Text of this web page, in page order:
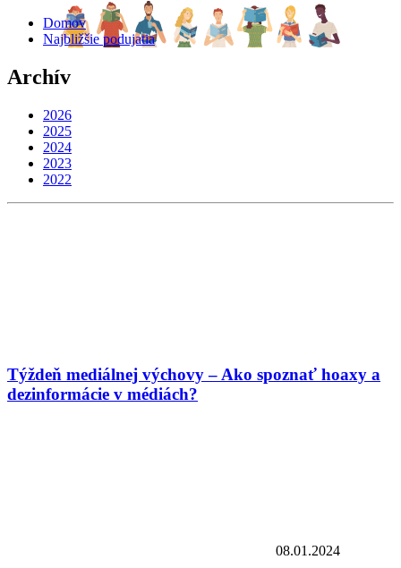
Domov
Najbližšie podujatia
Archív
2026
2025
2024
2023
2022
Týždeň mediálnej výchovy – Ako spoznať hoaxy a
dezinformácie v médiách?
08.01.2024